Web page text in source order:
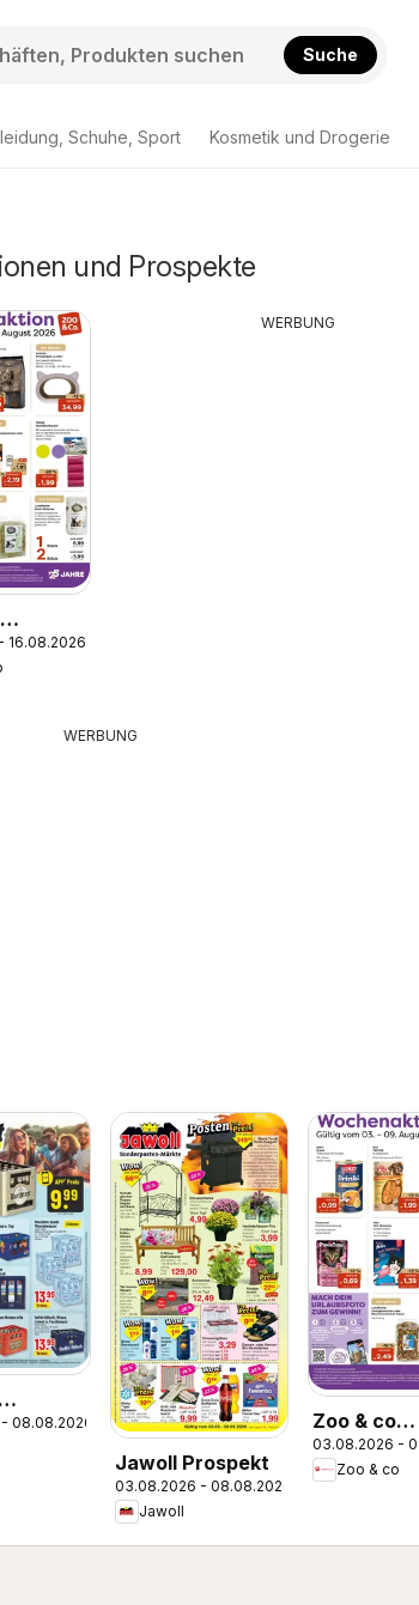
Suche
Schuhe, Sport Kosmetik und Drogerie
und Prospekte
16.08.2026
WERBUNG
WERBUNG
08.08.2026
Jawoll Prospekt
03.08.2026 - 08.08.2026
Jawoll
Zoo & co
Prospekt
03.08.2026 -
Zoo & co